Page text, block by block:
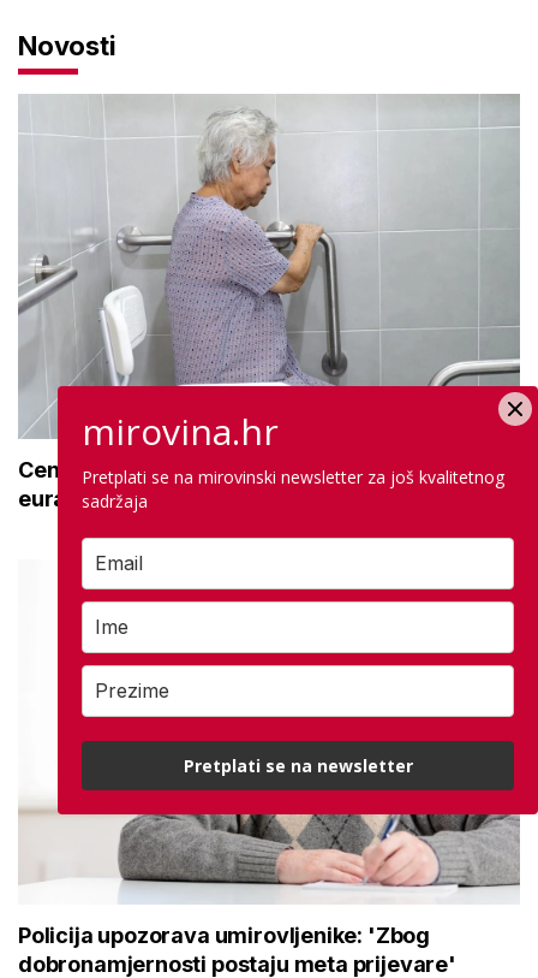
Novosti
Centar za starije uzima opremu za 492.000
eura: Na popisu su i stolice za tuširanje
Policija upozorava umirovljenike: 'Zbog
dobronamjernosti postaju meta prijevare'
mirovina.hr
Pretplati se na mirovinski newsletter za još kvalitetnog
sadržaja
Pretplati se na newsletter